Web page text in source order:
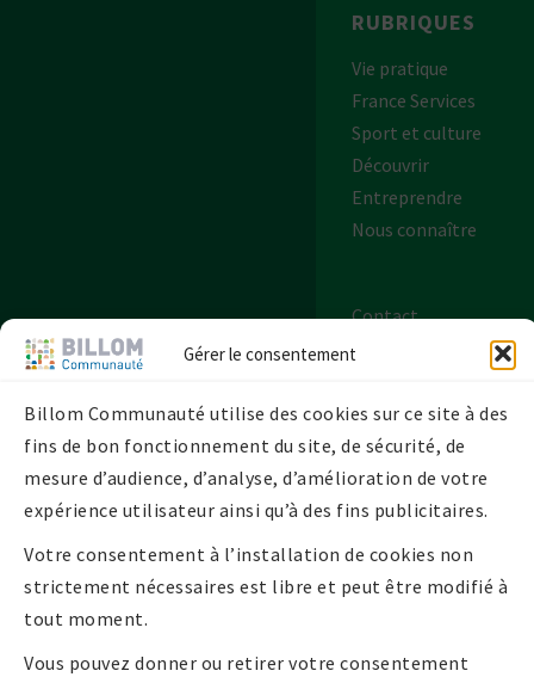
Gérer le consentement
Billom Communauté utilise des cookies sur ce site à des
fins de bon fonctionnement du site, de sécurité, de
mesure d’audience, d’analyse, d’amélioration de votre
expérience utilisateur ainsi qu’à des fins publicitaires.
Votre consentement à l’installation de cookies non
strictement nécessaires est libre et peut être modifié à
tout moment.
Vous pouvez donner ou retirer votre consentement
RUBRIQUES
Vie pratique
France Services
Sport et culture
Découvrir
Entreprendre
Nous connaître
Contact
Plan de site
Politique de
confidentialité
Politique de
cookies UE